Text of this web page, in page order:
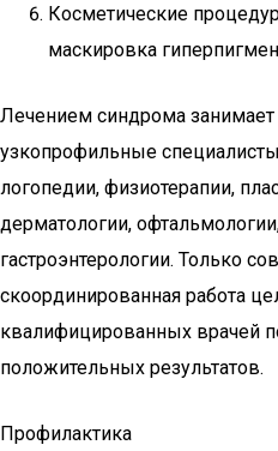
Косметические
маскировка
Лечением синдрома занимает
узкопрофильные
логопедии, физиотерапии,
дерматологии,
гастроэнтерологии. Только
скоординированная работа
квалифицированных врачей
положительных результатов.
Профилактика